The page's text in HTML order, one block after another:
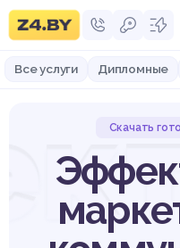
Все услуги Дипломные
Скачать